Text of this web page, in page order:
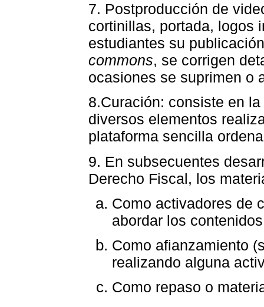
7. Postproducción de
cortinillas, portada, logos
estudiantes su
commons, se corrigen
ocasiones se suprimen o
8.Curación: consiste en
diversos elementos
plataforma sencilla
9. En subsecuentes
Derecho Fiscal, los
Como activadores de
abordar los
Como afianzamiento
realizando alguna
Como repaso o